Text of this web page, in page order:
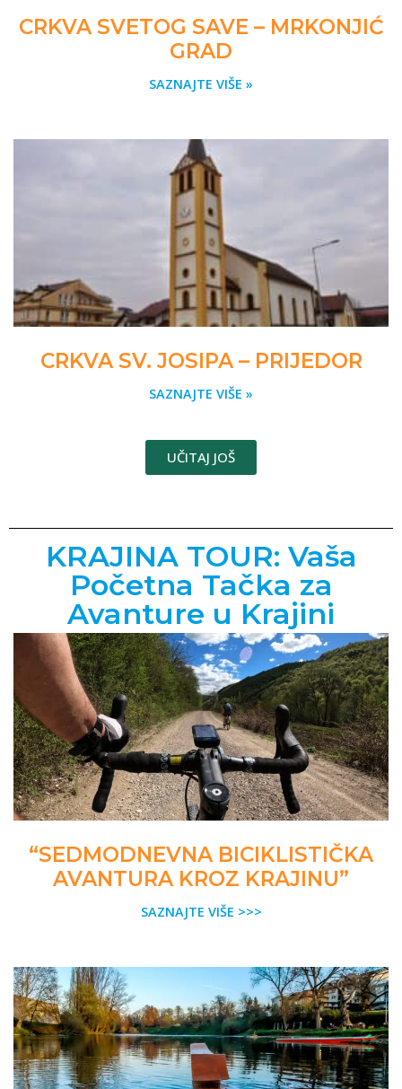
CRKVA SVETOG SAVE – MRKONJIĆ
GRAD
SAZNAJTE VIŠE »
CRKVA SV. JOSIPA – PRIJEDOR
SAZNAJTE VIŠE »
UČITAJ JOŠ
KRAJINA TOUR: Vaša
Početna Tačka za
Avanture u Krajini
“SEDMODNEVNA BICIKLISTIČKA
AVANTURA KROZ KRAJINU”
SAZNAJTE VIŠE >>>